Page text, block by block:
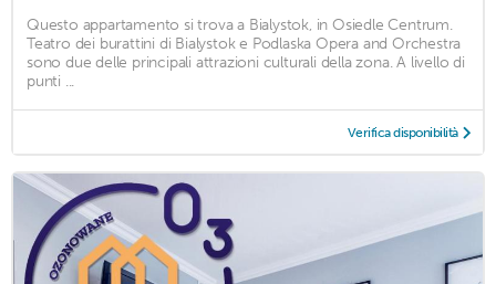
Questo appartamento si trova a Bialystok, in Osiedle Centrum.
Teatro dei burattini di Bialystok e Podlaska Opera and Orchestra
sono due delle principali attrazioni culturali della zona. A livello di
punti ...
Verifica disponibilità